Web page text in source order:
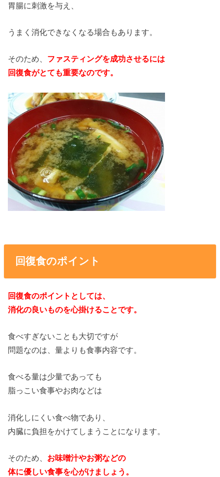
胃腸に刺激を与え、
うまく消化できなくなる場合もあります。
そのため、 ファスティングを成功させるには
回復食がとても重要なのです。
回復食のポイント
回復食のポイントとしては、
消化の良いものを心掛けることです。
食べすぎないことも大切ですが
問題なのは、量よりも食事内容です。
食べる量は少量であっても
脂っこい食事やお肉などは
消化しにくい食べ物であり、
内臓に負担をかけてしまうことになります。
そのため、 お味噌汁やお粥などの
体に優しい食事を心がけましょう。